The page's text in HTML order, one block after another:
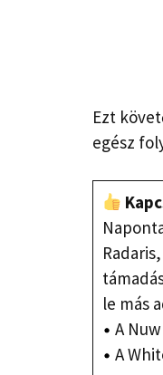
Ezt
egész
le más
A
A